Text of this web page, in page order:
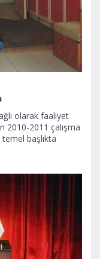
olarak faaliyet
2010-2011 çalışma
temel başlıkta